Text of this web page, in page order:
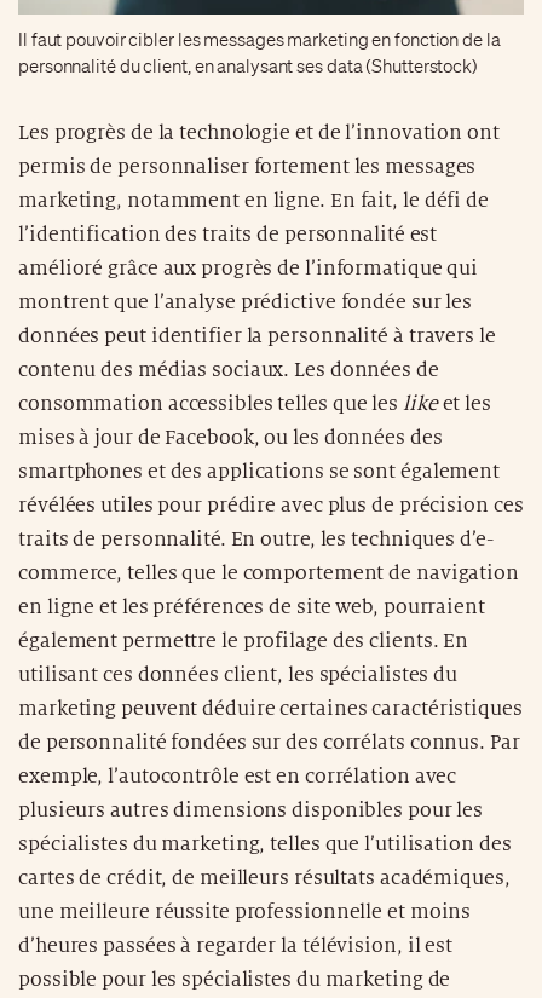
Il faut pouvoir cibler les messages marketing en fonction de la
personnalité du client, en analysant ses data (Shutterstock)
Les progrès de la technologie et de l’innovation ont
permis de personnaliser fortement les messages
marketing, notamment en ligne. En fait, le défi de
l’identification des traits de personnalité est
amélioré grâce aux progrès de l’informatique qui
montrent que l’analyse prédictive fondée sur les
données peut identifier la personnalité à travers le
contenu des médias sociaux. Les données de
consommation accessibles telles que les likeet les
mises à jour de Facebook, ou les données des
smartphones et des applications se sont également
révélées utiles pour prédire avec plus de précision ces
traits de personnalité. En outre, les techniques d’e-
commerce, telles que le comportement de navigation
en ligne et les préférences de site web, pourraient
également permettre le profilage des clients. En
utilisant ces données client, les spécialistes du
marketing peuvent déduire certaines caractéristiques
de personnalité fondées sur des corrélats connus. Par
exemple, l’autocontrôle est en corrélation avec
plusieurs autres dimensions disponibles pour les
spécialistes du marketing, telles que l’utilisation des
cartes de crédit, de meilleurs résultats académiques,
une meilleure réussite professionnelle et moins
d’heures passées à regarder la télévision, il est
possible pour les spécialistes du marketing de